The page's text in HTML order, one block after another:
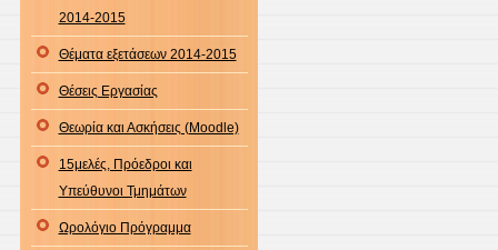
2014-2015
Θέματα εξετάσεων 2014-2015
Θέσεις Εργασίας
Θεωρία και Ασκήσεις (Moodle)
15μελές, Πρόεδροι και
Υπεύθυνοι Τμημάτων
Ωρολόγιο Πρόγραμμα